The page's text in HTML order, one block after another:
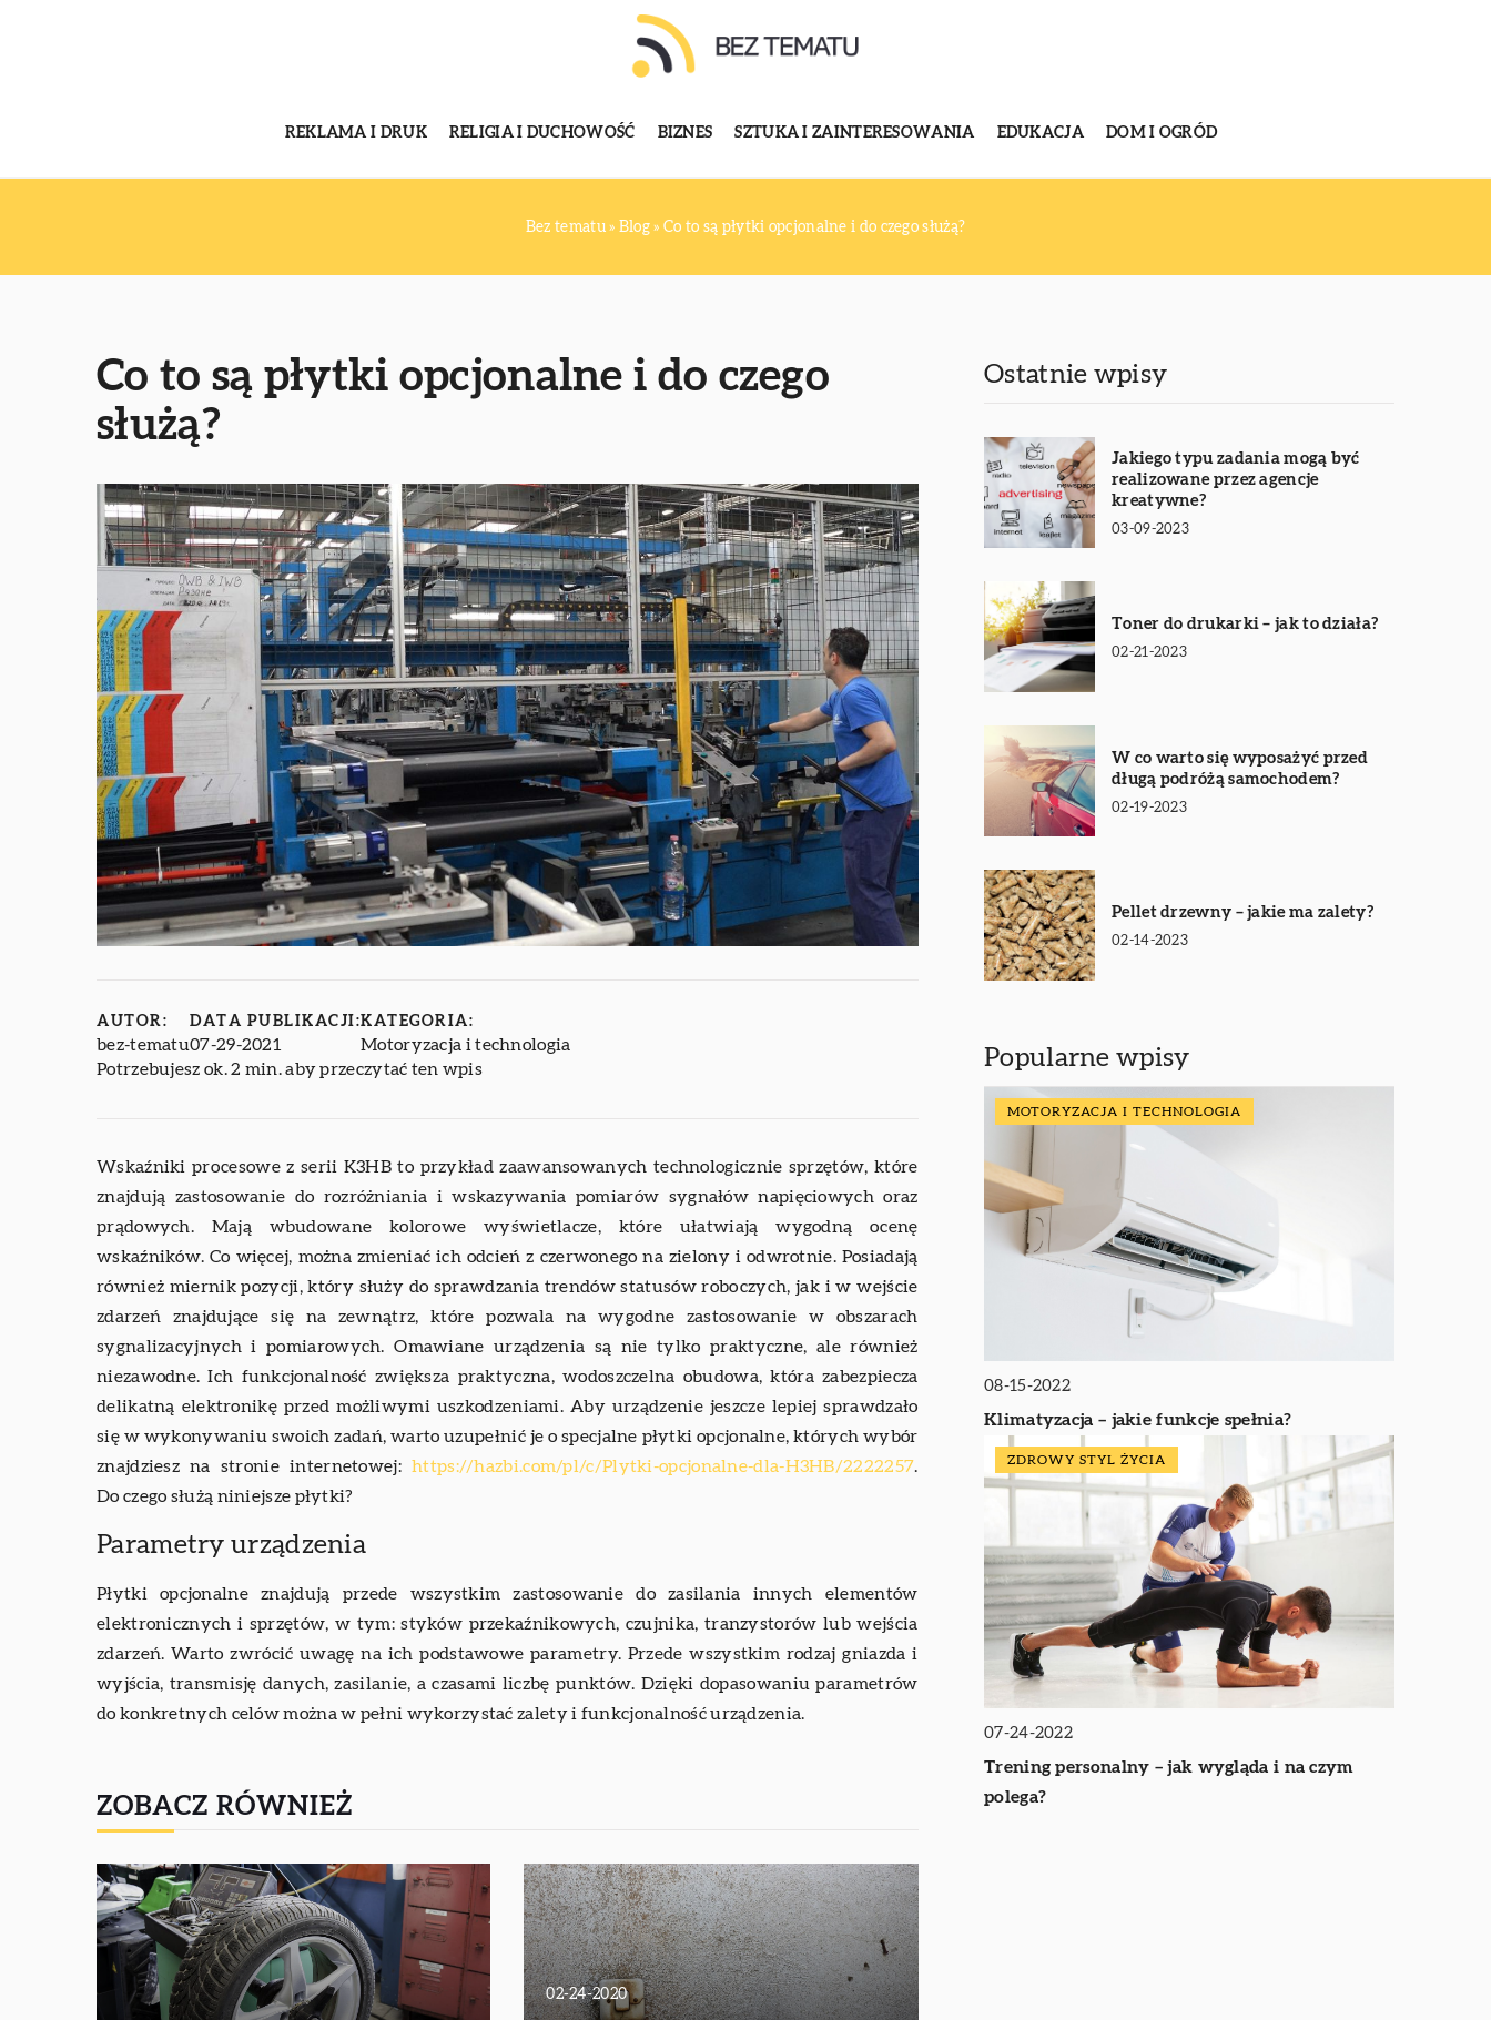
REKLAMA I DRUK RELIGIA I DUCHOWOŚĆ BIZNES SZTUKA I ZAINTERESOWANIA EDUKACJA DOM I OGRÓD
Bez tematu» Blog » Co to są płytki opcjonalne i do czego służą?
Co to są płytki opcjonalne i do czego
służą?
AUTOR:
bez-tematu
DATA PUBLIKACJI:
07-29-2021
KATEGORIA:
Motoryzacja i technologia
Potrzebujesz ok. 2 min. aby przeczytać ten wpis
Wskaźniki procesowe z serii K3HB to przykład zaawansowanych technologicznie sprzętów, które
znajdują zastosowanie do rozróżniania i wskazywania pomiarów sygnałów napięciowych oraz
prądowych. Mają wbudowane kolorowe wyświetlacze, które ułatwiają wygodną ocenę
wskaźników. Co więcej, można zmieniać ich odcień z czerwonego na zielony i odwrotnie. Posiadają
również miernik pozycji, który służy do sprawdzania trendów statusów roboczych, jak i w wejście
zdarzeń znajdujące się na zewnątrz, które pozwala na wygodne zastosowanie w obszarach
sygnalizacyjnych i pomiarowych. Omawiane urządzenia są nie tylko praktyczne, ale również
niezawodne. Ich funkcjonalność zwiększa praktyczna, wodoszczelna obudowa, która zabezpiecza
delikatną elektronikę przed możliwymi uszkodzeniami. Aby urządzenie jeszcze lepiej sprawdzało
się w wykonywaniu swoich zadań, warto uzupełnić je o specjalne płytki opcjonalne, których wybór
znajdziesz na stronie internetowej:https://hazbi.com/pl/c/Plytki-opcjonalne-dla-H3HB/2222257.
Do czego służą niniejsze płytki?
Parametry urządzenia
Płytki opcjonalne znajdują przede wszystkim zastosowanie do zasilania innych elementów
elektronicznych i sprzętów, w tym: styków przekaźnikowych, czujnika, tranzystorów lub wejścia
zdarzeń. Warto zwrócić uwagę na ich podstawowe parametry. Przede wszystkim rodzaj gniazda i
wyjścia, transmisję danych, zasilanie, a czasami liczbę punktów. Dzięki dopasowaniu parametrów
do konkretnych celów można w pełni wykorzystać zalety i funkcjonalność urządzenia.
ZOBACZ RÓWNIEŻ
02-24-2020
Ostatnie wpisy
Jakiego typu zadania mogą być
realizowane przez agencje
kreatywne?
03-09-2023
Toner do drukarki – jak to działa?
02-21-2023
W co warto się wyposażyć przed
długą podróżą samochodem?
02-19-2023
Pellet drzewny – jakie ma zalety?
02-14-2023
Popularne wpisy
MOTORYZACJA I TECHNOLOGIA
08-15-2022
Klimatyzacja – jakie funkcje spełnia?
ZDROWY STYL ŻYCIA
07-24-2022
Trening personalny – jak wygląda i na czym
polega?